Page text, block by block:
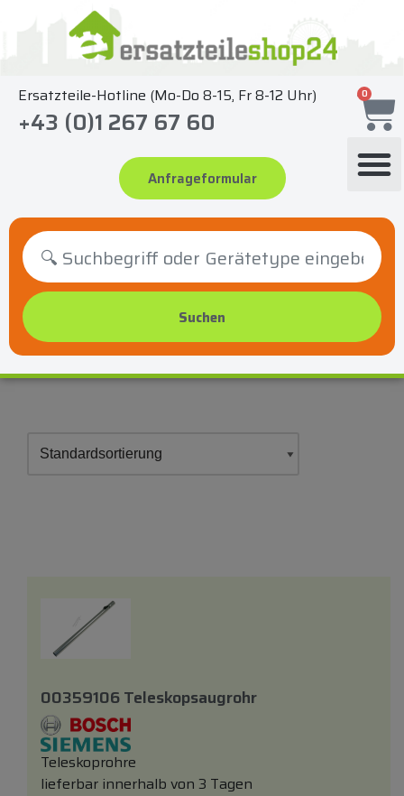
springen
Ersatzteile-Hotline (Mo-Do 8-15, Fr 8-12 Uhr)
+43 (0)1 267 67 60
Anfrageformular
0
00359106 Teleskopsaugrohr
Teleskoprohre
lieferbar innerhalb von 3 Tagen